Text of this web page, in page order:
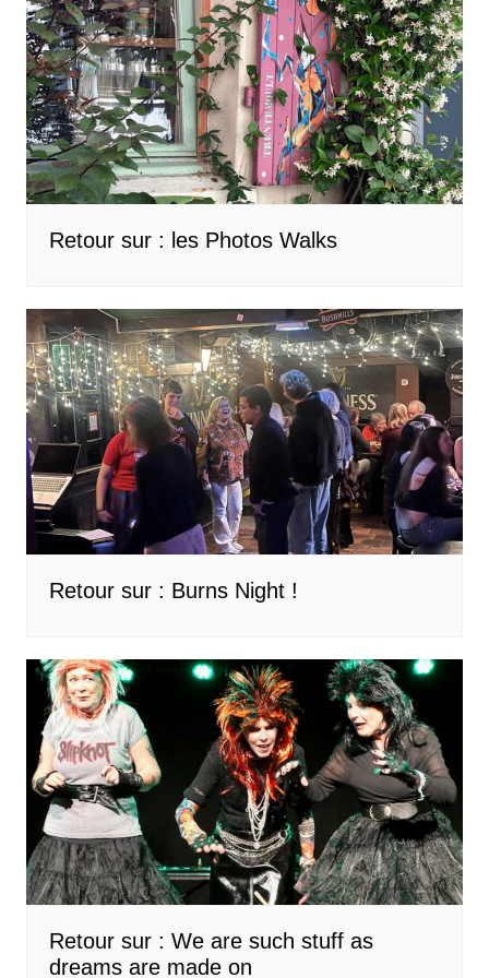
Retour sur : les Photos Walks
Retour sur : Burns Night !
Retour sur : We are such stuff as
dreams are made on